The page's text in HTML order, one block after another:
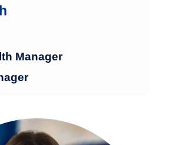
Manager
30 Jahre Erfahrung in der